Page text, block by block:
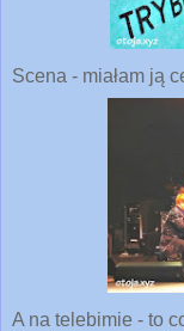
Scena - miałam ją
A na telebimie - to